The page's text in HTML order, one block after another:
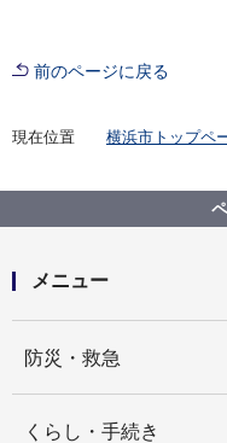
前のページに戻る
現在位置 横浜市トップペ
自治会町内会Ｄ
メニュー
防災・救急
くらし・手続き